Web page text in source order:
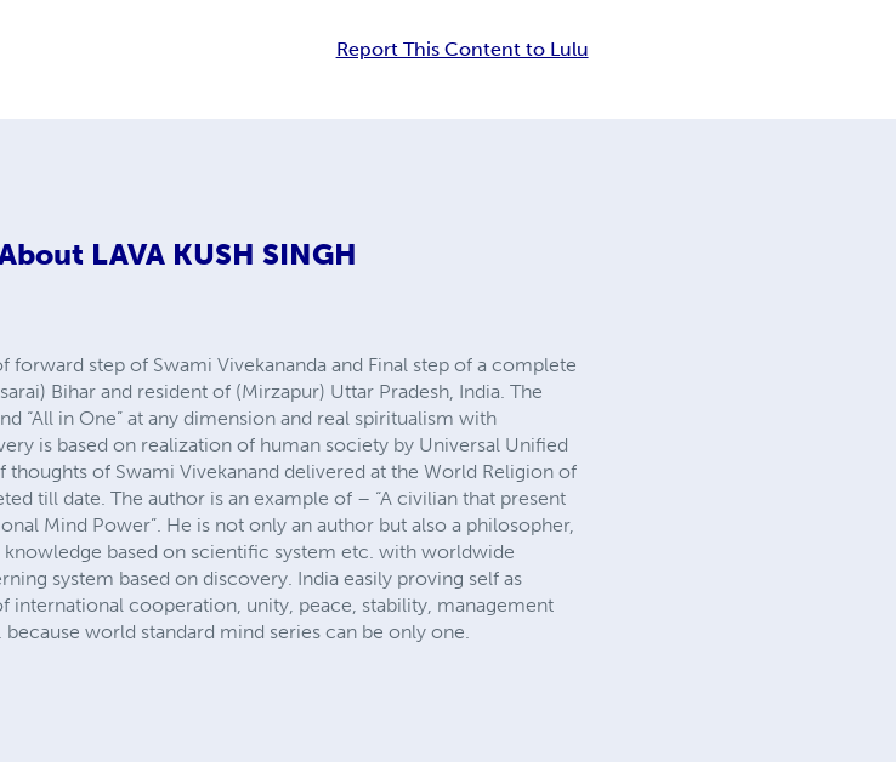
Report This Content to Lulu
LAVA KUSH SINGH
forward step of Swami Vivekananda and Final step of a complete
Bihar and resident of (Mirzapur) Uttar Pradesh, India. The
“All in One” at any dimension and real spiritualism with
is based on realization of human society by Universal Unified
thoughts of Swami Vivekanand delivered at the World Religion of
till date. The author is an example of – “A civilian that present
Mind Power”. He is not only an author but also a philosopher,
based on scientific system etc. with worldwide
system based on discovery. India easily proving self as
international cooperation, unity, peace, stability, management
world standard mind series can be only one.